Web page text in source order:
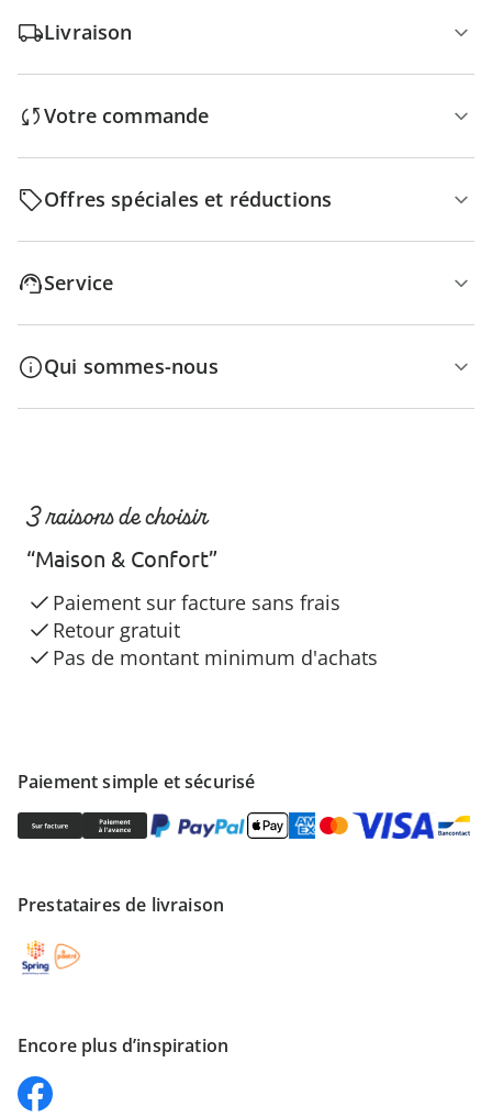
Livraison
Votre commande
Offres spéciales et réductions
Service
Qui sommes-nous
Paiement simple et sécurisé
Prestataires de livraison
Encore plus d’inspiration
3 raisons de choisir
“Maison & Confort”
Paiement sur facture sans frais
Retour gratuit
Pas de montant minimum d'achats